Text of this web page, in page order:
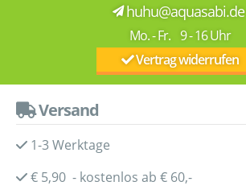
huhu@aquasabi.de
Mo. - Fr. 9 - 16 Uhr
Vertrag widerrufen
Versand
1-3 Werktage
€ 5,90 - kostenlos ab € 60,-